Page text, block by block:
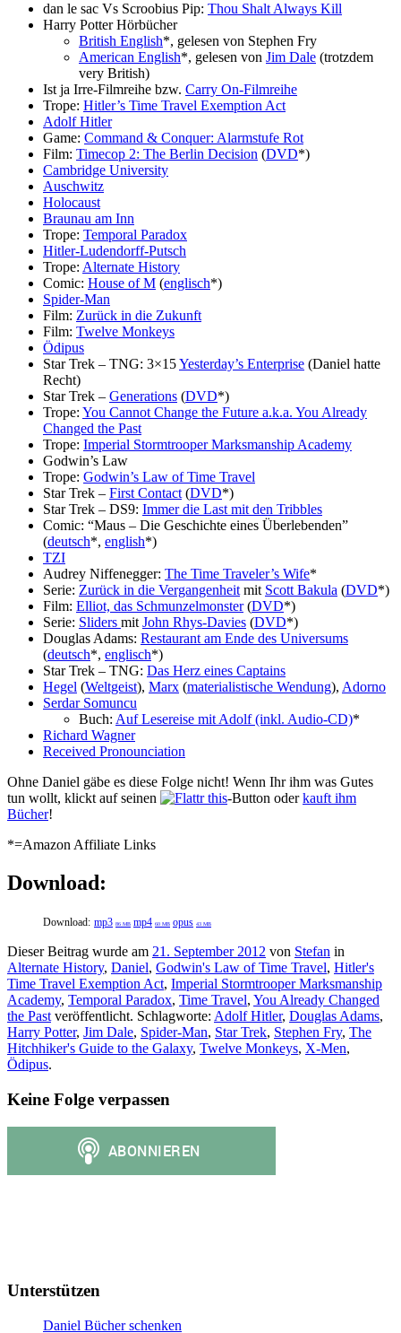
dan le sac Vs Scroobius Pip: Thou Shalt Always Kill
Harry Potter Hörbücher
British English*, gelesen von Stephen Fry
American English*, gelesen von Jim Dale (trotzdem
very British)
Ist ja Irre-Filmreihe bzw. Carry On-Filmreihe
Trope: Hitler’s Time Travel Exemption Act
Adolf Hitler
Game: Command & Conquer: Alarmstufe Rot
Film: Timecop 2: The Berlin Decision (DVD*)
Cambridge University
Auschwitz
Holocaust
Braunau am Inn
Trope: Temporal Paradox
Hitler-Ludendorff-Putsch
Trope: Alternate History
Comic: House of M (englisch*)
Spider-Man
Film: Zurück in die Zukunft
Film: Twelve Monkeys
Ödipus
Star Trek – TNG: 3×15Yesterday’s Enterprise (Daniel hatte
Recht)
Star Trek – Generations (DVD*)
Trope: You Cannot Change the Future a.k.a. You Already
Changed the Past
Trope: Imperial Stormtrooper Marksmanship Academy
Godwin’s Law
Trope: Godwin’s Law of Time Travel
Star Trek – First Contact (DVD*)
Star Trek – DS9: Immer die Last mit den Tribbles
Comic: “Maus – Die Geschichte eines Überlebenden”
(deutsch*, english*)
TZI
Audrey Niffenegger: The Time Traveler’s Wife*
Serie: Zurück in die Vergangenheit mit Scott Bakula (DVD*)
Film: Elliot, das Schmunzelmonster(DVD*)
Serie: Sliders mit John Rhys-Davies (DVD*)
Douglas Adams: Restaurant am Ende des Universums
(deutsch*, englisch*)
Star Trek – TNG: Das Herz eines Captains
Hegel (Weltgeist), Marx (materialistische Wendung), Adorno
Serdar Somuncu
Buch: Auf Lesereise mit Adolf (inkl. Audio-CD)*
Richard Wagner
Received Pronounciation
Ohne Daniel gäbe es diese Folge nicht! Wenn Ihr ihm was Gutes
tun wollt, klickt auf seinen
-Button oderkauft ihm
Bücher!
*=Amazon Affiliate Links
Download:
Download: mp3 86 MB mp4 60 MB opus 43 MB
Dieser Beitrag wurde am 21. September 2012 von Stefan in
Alternate History, Daniel, Godwin's Law of Time Travel, Hitler's
Time Travel Exemption Act, Imperial Stormtrooper Marksmanship
Academy, Temporal Paradox, Time Travel, You Already Changed
the Past veröffentlicht. Schlagworte: Adolf Hitler, Douglas Adams,
Harry Potter, Jim Dale, Spider-Man, Star Trek, Stephen Fry, The
Hitchhiker's Guide to the Galaxy, Twelve Monkeys, X-Men,
Ödipus.
Keine Folge verpassen
Unterstützen
Daniel Bücher schenken